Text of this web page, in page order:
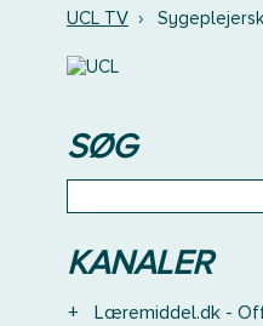
UCL TV ›
SØG
KANALER
+
Læremiddel.dk -